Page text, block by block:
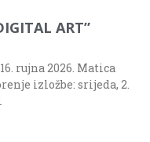
ART”
rujna 2026. Matica
izložbe: srijeda, 2.